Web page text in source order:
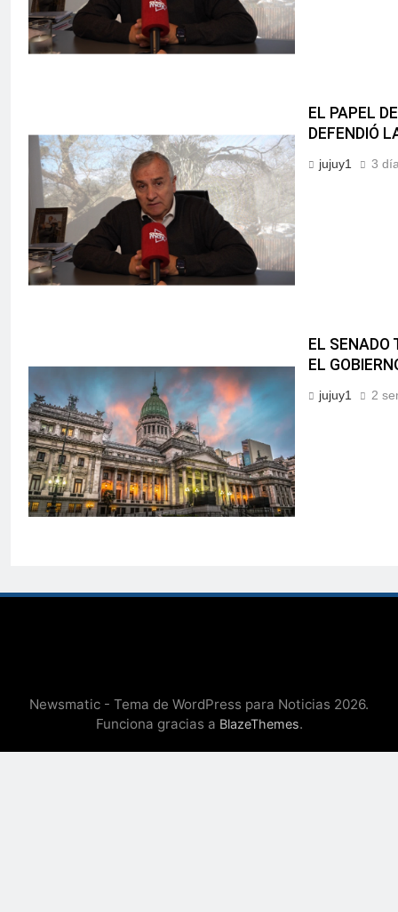
EL PAPEL
DEFENDIÓ
jujuy1 3
EL SENADO
EL
jujuy1 2
Newsmatic - Tema de WordPress para Noticias 2026.
Funciona gracias a BlazeThemes.